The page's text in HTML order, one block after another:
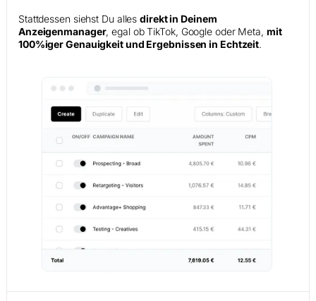
Stattdessen siehst Du allesdirekt in Deinem
Anzeigenmanager, egal ob TikTok, Google oder Meta, mit
100%iger Genauigkeit und Ergebnissen in Echtzeit.